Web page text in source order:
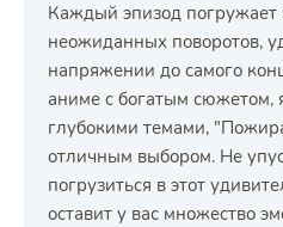
Каждый эпизод
неожиданных поворотов,
напряжении до самого
аниме с богатым
глубокими темами,
отличным выбором. Не
погрузиться в этот
оставит у вас множество